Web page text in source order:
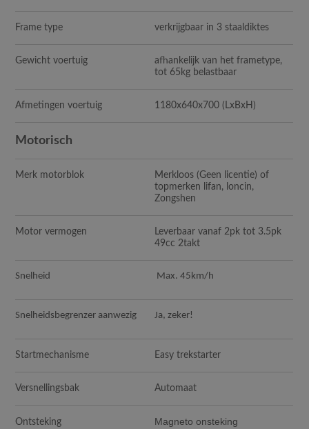
Frame type verkrijgbaar in 3 staaldiktes
Gewicht voertuig
afhankelijk van het frametype,
tot 65kg belastbaar
Afmetingen voertuig 1180x640x700 (LxBxH)
Motorisch
Merk motorblok
Merkloos (Geen licentie) of
topmerken lifan, loncin,
Zongshen
Motor vermogen
Leverbaar vanaf 2pk tot 3.5pk
49cc 2takt
Snelheid Max. 45km/h
Snelheidsbegrenzer aanwezig Ja, zeker!
Startmechanisme Easy trekstarter
Versnellingsbak Automaat
Ontsteking Magneto onsteking